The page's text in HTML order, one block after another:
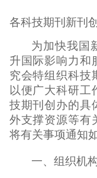
各科技期刊新刊
为加快我国
升国际影响力和
究会特组织科技
以便广大科研工
技期刊创办的具
外支撑资源等有
将有关事项通知
一、组织机